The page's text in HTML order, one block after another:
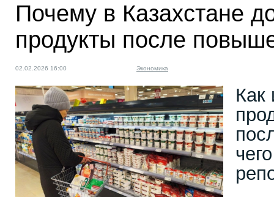
Почему в Казахстане
продукты после
02.02.2026 16:00 Экономика
Как